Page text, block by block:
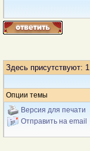
Здесь присутствуют: 1
Опции темы
Версия для печати
Отправить на email